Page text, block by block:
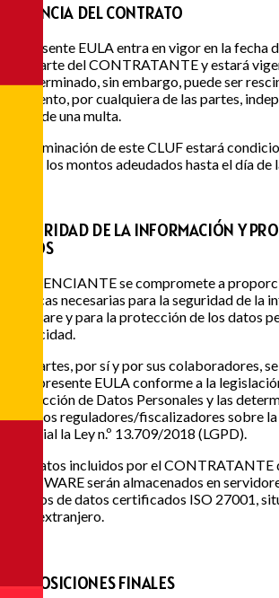
VIGENCIA DEL CONTRATO
El presente EULA entra en vigor en la fecha
por parte del CONTRATANTE y estará
indeterminado, sin embargo, puede ser
momento, por cualquiera de las partes,
pago de una multa.
La terminación de este CLUF estará
todos los montos adeudados hasta el día de
SEGURIDAD DE LA INFORMACIÓN Y
DATOS
El LICENCIANTE se compromete a
técnicas necesarias para la seguridad de la
software y para la protección de los datos
privacidad.
Las partes, por sí y por sus colaboradores,
en el presente EULA conforme a la
Protección de Datos Personales y las
órganos reguladores/fiscalizadores sobre la
especial la Ley n.º 13.709/2018 (LGPD).
Los datos incluidos por el CONTRATANTE
SOFTWARE serán almacenados en
centros de datos certificados ISO 27001,
en el extranjero.
DISPOSICIONES FINALES